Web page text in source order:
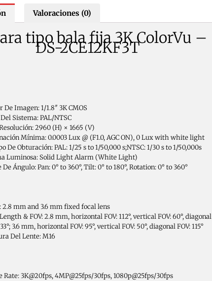
Valoraciones (0)
tipo bala fija 3K ColorVu –
DS-2CE12KF3T
De Imagen:1/1.8″ 3K CMOS
Sistema:PAL/NTSC
2960 (H) × 1665 (V)
Mínima:0.0003 Lux @ (F1.0, AGC ON), 0 Lux with white light
De Obturación:PAL: 1/25 s to 1/50,000 s;NTSC: 1/30 s to 1/50,000s
Luminosa: Solid Light Alarm (White Light)
De Ángulo:Pan: 0° to 360°, Tilt: 0° to 180°, Rotation: 0° to 360°
2.8 mm and 3.6 mm fixed focal lens
& FOV:2.8 mm, horizontal FOV: 112°, vertical FOV: 60°, diagonal
3.6 mm, horizontal FOV: 95°, vertical FOV: 50°, diagonal FOV: 115°
Del Lente:M16
Rate:3K@20fps, 4MP@25fps/30fps, 1080p@25fps/30fps